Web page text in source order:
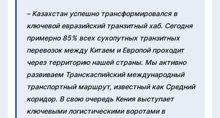
– Казахстан успешно трансформировался в
ключевой евразийский транзитный хаб. Сегодня
примерно 85% всех сухопутных транзитных
перевозок между Китаем и Европой проходит
через территорию нашей страны. Мы активно
развиваем Транскаспийский международный
транспортный маршрут, известный как Средний
коридор. В свою очередь Кения выступает
ключевыми логистическими воротами в